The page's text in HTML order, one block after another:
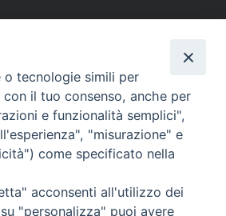
Dove siamo
contatti
tecnologie simili per
il tuo consenso, anche per
e funzionalità semplici",
"misurazione" e
come specificato nella
acconsenti all'utilizzo dei
"personalizza" puoi avere